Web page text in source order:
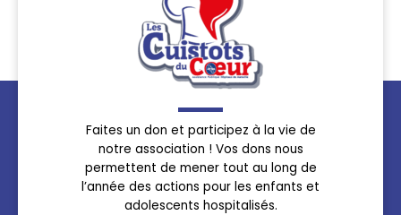
Faites un don et participez à la vie de
notre association ! Vos dons nous
permettent de mener tout au long de
l’année des actions pour les enfants et
adolescents hospitalisés.